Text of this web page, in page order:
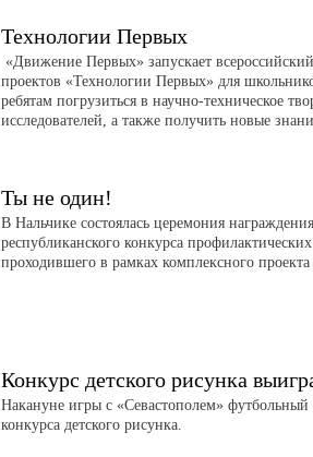
Технологии Первых
«Движение Первых» запускает
проектов «Технологии Первых» для
ребятам погрузиться в научно-техническое
исследователей, а также получить новые
Ты не один!
В Нальчике состоялась церемония
республиканского конкурса
проходившего в рамках комплексного
Конкурс детского рисунка
Накануне игры с «Севастополем»
конкурса детского рисунка.